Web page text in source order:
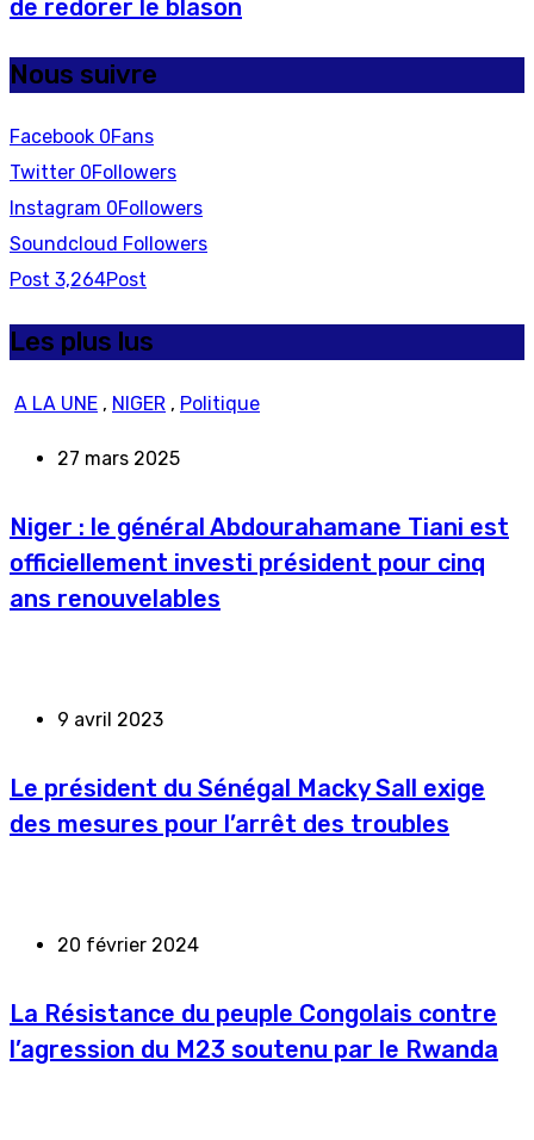
de redorer le blason
Nous suivre
Facebook 0Fans
Twitter 0Followers
Instagram 0Followers
Soundcloud Followers
Post 3,264Post
Les plus lus
A LA UNE , NIGER , Politique
27 mars 2025
Niger : le général Abdourahamane Tiani est
officiellement investi président pour cinq
ans renouvelables
9 avril 2023
Le président du Sénégal Macky Sall exige
des mesures pour l’arrêt des troubles
20 février 2024
La Résistance du peuple Congolais contre
l’agression du M23 soutenu par le Rwanda